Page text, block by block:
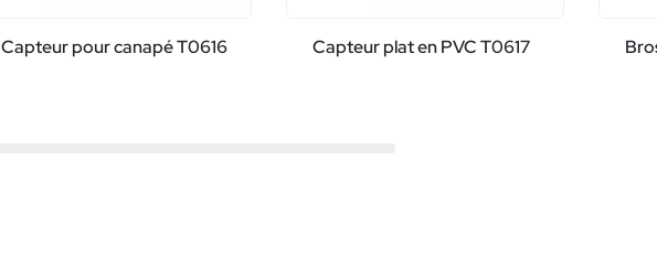
Capteur pour canapé T0616 Capteur plat en PVC T0617